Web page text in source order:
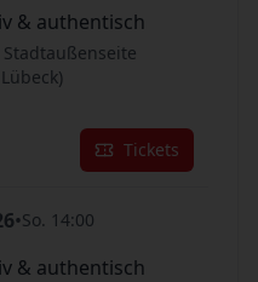
& authentisch
Tickets
•So. 14:00
& authentisch